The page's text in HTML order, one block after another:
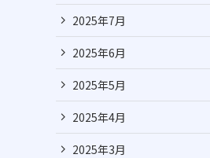
2025年7月
2025年6月
2025年5月
2025年4月
2025年3月